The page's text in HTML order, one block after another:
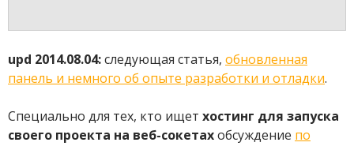
upd 2014.08.04:следующая статья, обновленная
панель и немного об опыте разработки и отладки.
Специально для тех, кто ищет хостинг для запуска
своего проекта на веб-сокетахобсуждение по